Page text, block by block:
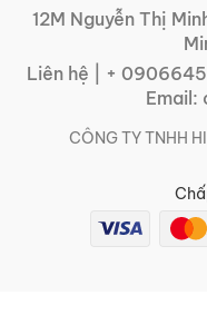
12M Nguyễn Thị
Liên hệ |
+
Email:
CÔNG TY TNHH